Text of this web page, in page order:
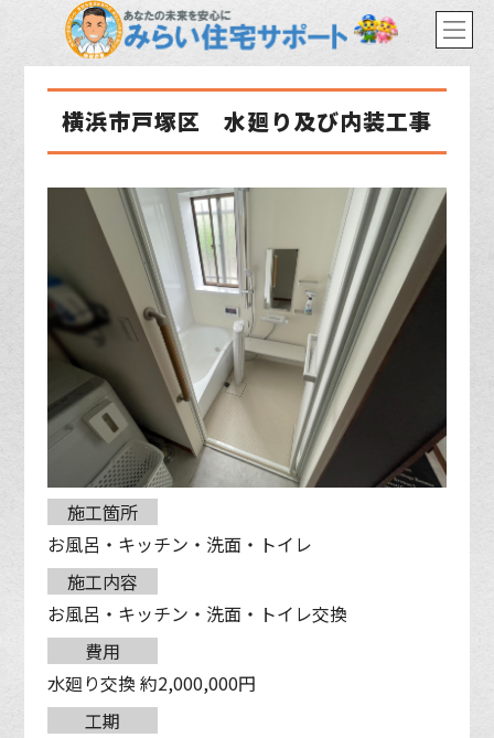
横浜市戸塚区 水廻り及び内装工事
施工箇所
お風呂・キッチン・洗面・トイレ
施工内容
お風呂・キッチン・洗面・トイレ交換
費用
水廻り交換 約2,000,000円
工期